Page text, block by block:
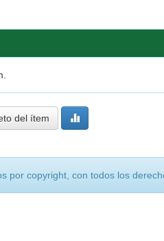
del ítem
por copyright, con todos los